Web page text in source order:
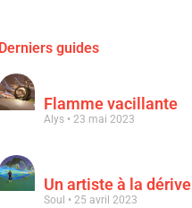
Derniers guides
Flamme vacillante
Alys 23 mai 2023
Un artiste à la dérive
Soul 25 avril 2023